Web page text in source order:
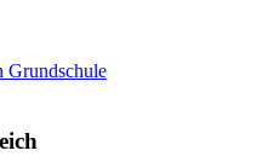
Grundschule